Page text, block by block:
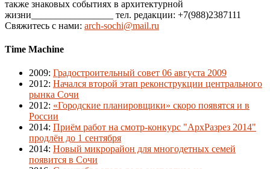
также знаковых событиях в архитектурной
жизни_________________ тел. редакции: +7(988)2387111
Свяжитесь с нами: arch-sochi@mail.ru
Time Machine
2009: Градостроительный совет 06 августа 2009
2012: Начался второй этап реконструкции центрального
рынка Сочи
2012: «Городские планировщики» скоро появятся и в
России
2014: Приём работ на смотр-конкурс "АрхРазрез 2014"
продлён до 1 сентября
2014: Новый микрорайон для многодетных семей
появится в Сочи